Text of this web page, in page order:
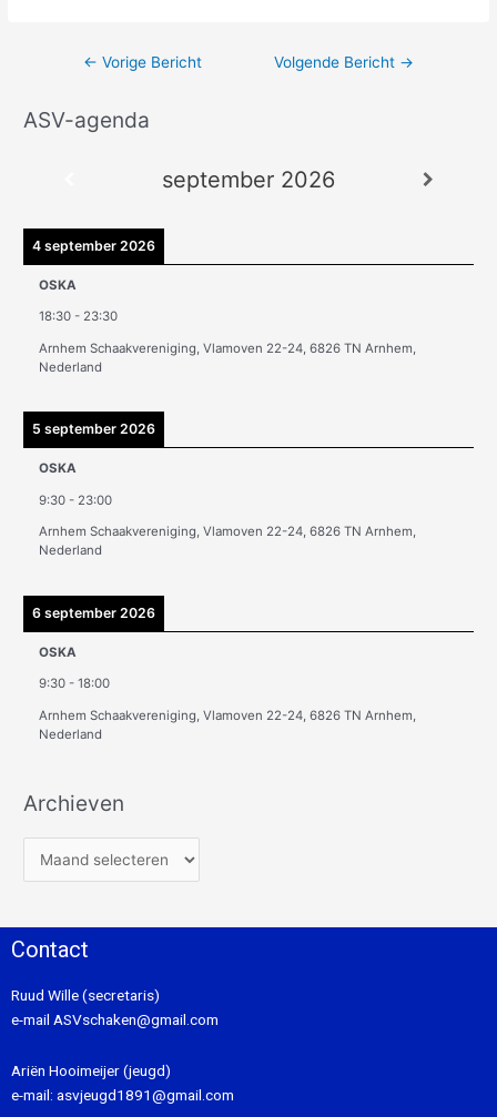
← Vorige Bericht Volgende Bericht →
ASV-agenda
september 2026
4 september 2026
OSKA
18:30 - 23:30
Arnhem Schaakvereniging, Vlamoven 22-24, 6826 TN Arnhem,
Nederland
5 september 2026
OSKA
9:30 - 23:00
Arnhem Schaakvereniging, Vlamoven 22-24, 6826 TN Arnhem,
Nederland
6 september 2026
OSKA
9:30 -18:00
Arnhem Schaakvereniging, Vlamoven 22-24, 6826 TN Arnhem,
Nederland
Archieven
A
e
Contact
Ruud Wille (secretaris)
e-mail ASVschaken@gmail.com
Ariën Hooimeijer (jeugd)
e-mail: asvjeugd1891@gmail.com